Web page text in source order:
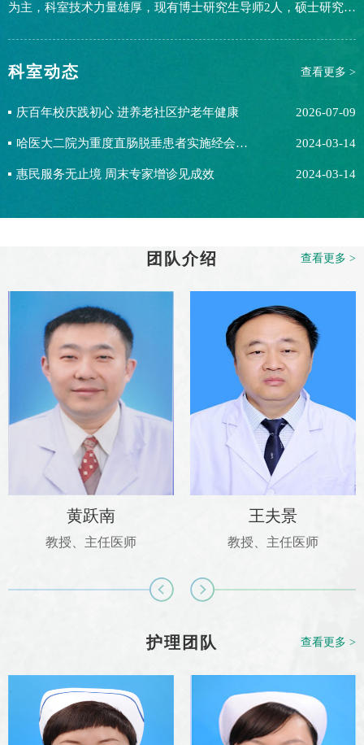
为主，科室技术力量雄厚，现有博士研究生导师2人，硕士研究生
科室动态 查看更多 >
庆百年校庆践初心 进养老社区护老年健康 2026-07-09
哈医大二院为重度直肠脱垂患者实施经会阴直肠乙状结肠部分切除术 2024-03-14
惠民服务无止境 周末专家增诊见成效 2024-03-14
团队介绍 查看更多 >
黄跃南
教授、主任医师
王夫景
教授、主任医师
护理团队 查看更多 >